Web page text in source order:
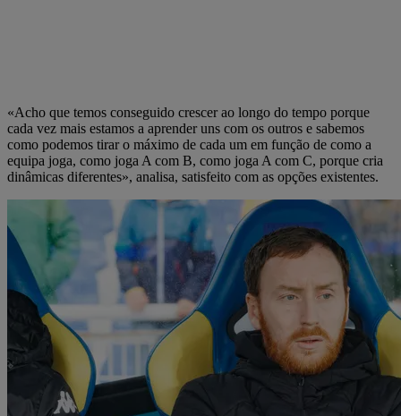
«Acho que temos conseguido crescer ao longo do tempo porque
cada vez mais estamos a aprender uns com os outros e sabemos
como podemos tirar o máximo de cada um em função de como a
equipa joga, como joga A com B, como joga A com C, porque cria
dinâmicas diferentes», analisa, satisfeito com as opções existentes.